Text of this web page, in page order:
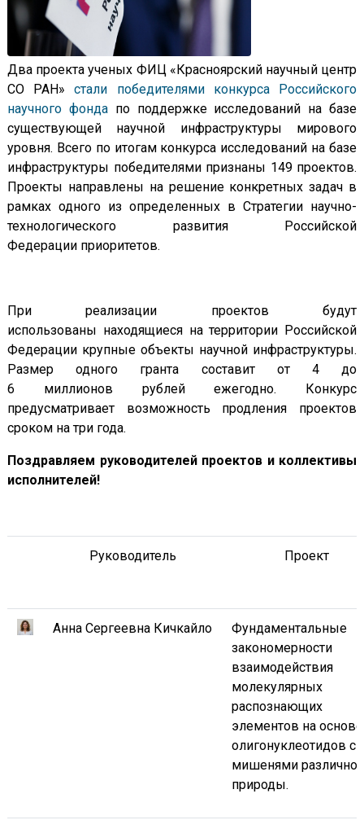
Два проекта ученых ФИЦ «Красноярский научный центр
СО РАН»стали победителями конкурса Российского
научного фондапо поддержке исследований на базе
существующей научной инфраструктуры мирового
уровня. Всего по итогам конкурса исследований на базе
инфраструктуры победителями признаны 149 проектов.
Проекты направлены на решение конкретных задач в
рамках одного из определенных в Стратегии научно-
технологического развития Российской
Федерации приоритетов.
При реализации проектов будут
использованы находящиеся на территории Российской
Федерации крупные объекты научной инфраструктуры.
Размер одного гранта составит от 4 до
6 миллионов рублей ежегодно. Конкурс
предусматривает возможность продления проектов
сроком на три года.
Поздравляем руководителей проектов и коллективы
исполнителей!
Руководитель Проект
Анна Сергеевна Кичкайло
Фундаментальные
закономерности
взаимодействия
молекулярных
распознающих
элементов на основе
олигонуклеотидов с
мишенями различной
природы.